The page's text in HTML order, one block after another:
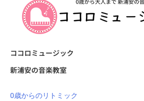
ココロミュージック
新浦安の音楽教室
0歳からのリトミック